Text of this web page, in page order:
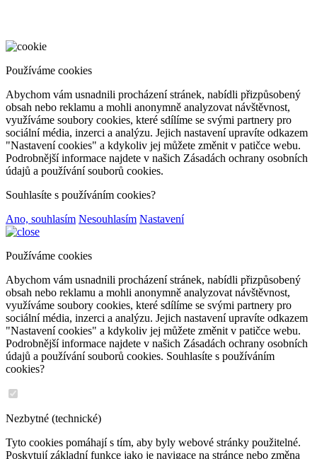
Používáme cookies
Abychom vám usnadnili procházení stránek, nabídli přizpůsobený
obsah nebo reklamu a mohli anonymně analyzovat návštěvnost,
využíváme soubory cookies, které sdílíme se svými partnery pro
sociální média, inzerci a analýzu. Jejich nastavení upravíte odkazem
"Nastavení cookies" a kdykoliv jej můžete změnit v patičce webu.
Podrobnější informace najdete v našich Zásadách ochrany osobních
údajů a používání souborů cookies.
Souhlasíte s používáním cookies?
Ano, souhlasím Nesouhlasím Nastavení
Používáme cookies
Abychom vám usnadnili procházení stránek, nabídli přizpůsobený
obsah nebo reklamu a mohli anonymně analyzovat návštěvnost,
využíváme soubory cookies, které sdílíme se svými partnery pro
sociální média, inzerci a analýzu. Jejich nastavení upravíte odkazem
"Nastavení cookies" a kdykoliv jej můžete změnit v patičce webu.
Podrobnější informace najdete v našich Zásadách ochrany osobních
údajů a používání souborů cookies. Souhlasíte s používáním
cookies?
Nezbytné (technické)
Tyto cookies pomáhají s tím, aby byly webové stránky použitelné.
Poskytují základní funkce jako je navigace na stránce nebo změna